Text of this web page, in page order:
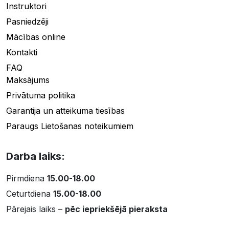
Instruktori
Pasniedzēji
Mācības online
Kontakti
FAQ
Maksājums
Privātuma politika
Garantija un atteikuma tiesības
Paraugs Lietošanas noteikumiem
Darba laiks:
Pirmdiena 15.00-18.00
Ceturtdiena 15.00-18.00
Pārejais laiks – pēc iepriekšējā pieraksta